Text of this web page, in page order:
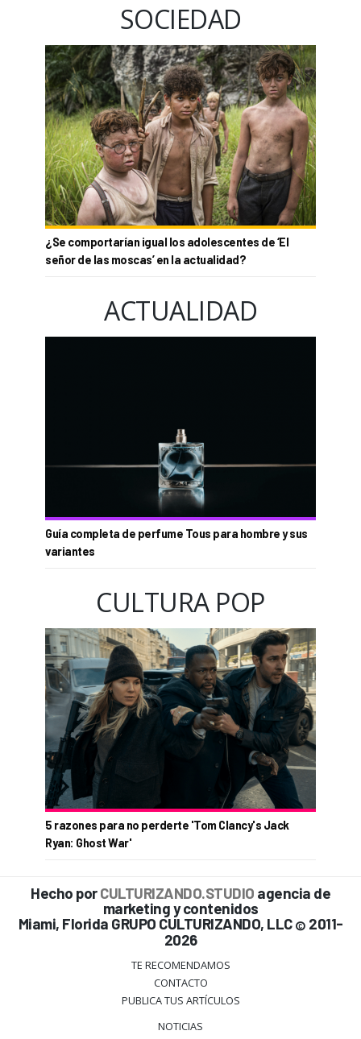
SOCIEDAD
¿Se comportarían igual los adolescentes de ‘El
señor de las moscas’ en la actualidad?
ACTUALIDAD
Guía completa de perfume Tous para hombre y sus
variantes
CULTURA POP
5 razones para no perderte 'Tom Clancy's Jack
Ryan: Ghost War'
Hecho porCULTURIZANDO.STUDIO agencia de
marketing y contenidos
Miami, Florida GRUPO CULTURIZANDO, LLC © 2011-
2026
TE RECOMENDAMOS
CONTACTO
PUBLICA TUS ARTÍCULOS
NOTICIAS